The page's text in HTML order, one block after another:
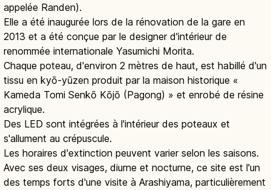
appelée Randen).
Elle a été inaugurée lors de la rénovation de la gare en
2013 et a été conçue par le designer d'intérieur de
renommée internationale Yasumichi Morita.
Chaque poteau, d'environ 2 mètres de haut, est habillé d'un
tissu en kyō-yūzen produit par la maison historique «
Kameda Tomi Senkō Kōjō (Pagong) » et enrobé de résine
acrylique.
Des LED sont intégrées à l'intérieur des poteaux et
s'allument au crépuscule.
Les horaires d'extinction peuvent varier selon les saisons.
Avec ses deux visages, diurne et nocturne, ce site est l'un
des temps forts d'une visite à Arashiyama, particulièrement